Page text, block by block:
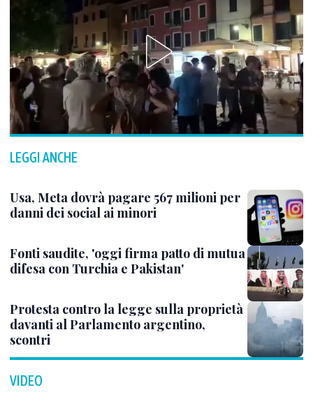
LEGGI ANCHE
Usa, Meta dovrà pagare 567 milioni per
danni dei social ai minori
Fonti saudite, 'oggi firma patto di mutua
difesa con Turchia e Pakistan'
Protesta contro la legge sulla proprietà
davanti al Parlamento argentino,
scontri
VIDEO